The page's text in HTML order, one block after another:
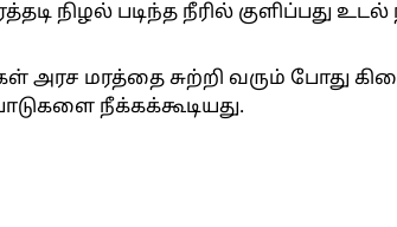
நிழல் படிந்த நீரில் குளிப்பது
அரச மரத்தை சுற்றி வரும் போது
நீக்கக்கூடியது.